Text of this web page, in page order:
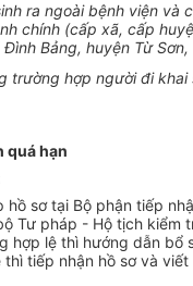
ra ngoài bệnh viện và
chính (cấp xã, cấp
Bảng, huyện Từ Sơn,
trường hợp người đi khai
quá hạn
hồ sơ tại Bộ phận tiếp
Tư pháp - Hộ tịch kiểm
hợp lệ thì hướng dẫn bổ
thì tiếp nhận hồ sơ và